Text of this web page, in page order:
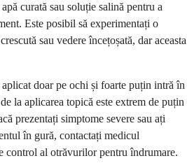
curată sau soluție salină pentru a
Este posibil să experimentați o
sau vedere încețoșată, dar aceasta
doar pe ochi și foarte puțin intră în
la aplicarea topică este extrem de puțin
prezentați simptome severe sau ați
în gură, contactați medicul
control al otrăvurilor pentru îndrumare.